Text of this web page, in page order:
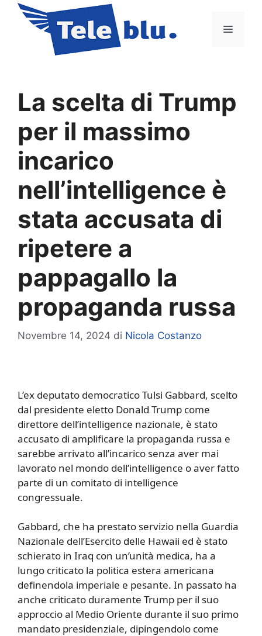
contenuto
Menu
La scelta di Trump
per il massimo
incarico
nell’intelligence è
stata accusata di
ripetere a
pappagallo la
propaganda russa
Novembre 14, 2024 di Nicola Costanzo
L’ex deputato democratico Tulsi Gabbard, scelto
dal presidente eletto Donald Trump come
direttore dell’intelligence nazionale, è stato
accusato di amplificare la propaganda russa e
sarebbe arrivato all’incarico senza aver mai
lavorato nel mondo dell’intelligence o aver fatto
parte di un comitato di intelligence
congressuale.
Gabbard, che ha prestato servizio nella Guardia
Nazionale dell’Esercito delle Hawaii ed è stato
schierato in Iraq con un’unità medica, ha a
lungo criticato la politica estera americana
definendola imperiale e pesante. In passato ha
anche criticato duramente Trump per il suo
approccio al Medio Oriente durante il suo primo
mandato presidenziale, dipingendolo come